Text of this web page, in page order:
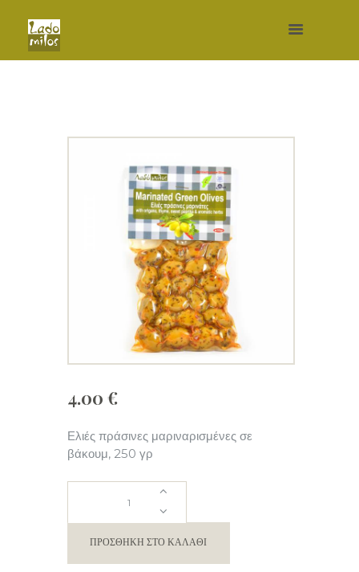
4.00 €
Ελιές πράσινες μαριναρισμένες σε
βάκουμ, 250 γρ
ΠΡΑΣΙΝΕΣ
ΠΡΟΣΘΉΚΗ ΣΤΟ ΚΑΛΆΘΙ